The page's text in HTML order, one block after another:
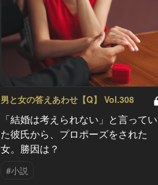
男と女の答えあわせ【Q】 Vol.308
「結婚は考えられない」と言ってい
た彼氏から、プロポーズをされた
女。勝因は？
#小説